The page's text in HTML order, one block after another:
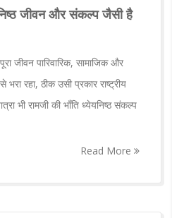
जीवन और संकल्प जैसी है
जीवन पारिवारिक, सामाजिक और
भरा रहा, ठीक उसी प्रकार राष्ट्रीय
भी रामजी की भाँति ध्येयनिष्ठ संकल्प
Read More